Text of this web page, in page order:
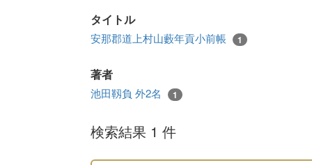
タイトル
安那郡道上村山藪年貢小前帳 1
著者
池田靱負 外2名 1
検索結果 1 件